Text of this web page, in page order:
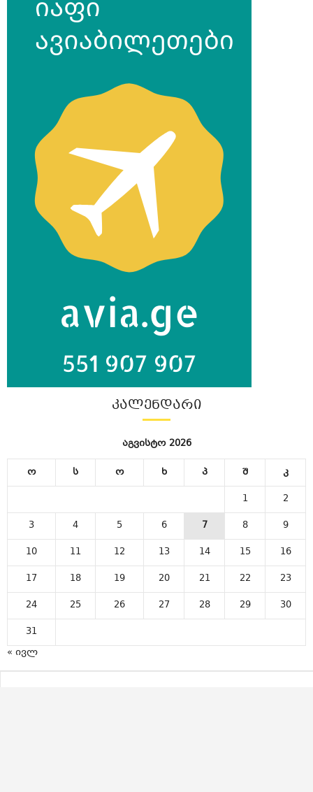
ᲙᲐᲚᲔᲜᲓᲐᲠᲘ
აგვისტო 2026
ო ს ო ხ პ შ
კ
1
2
3
4 5 6 7 8
9
10
11 12 13 14 15
16
17
18 19 20 21 22
23
24
25 26 27 28 29
30
31
« ივლ